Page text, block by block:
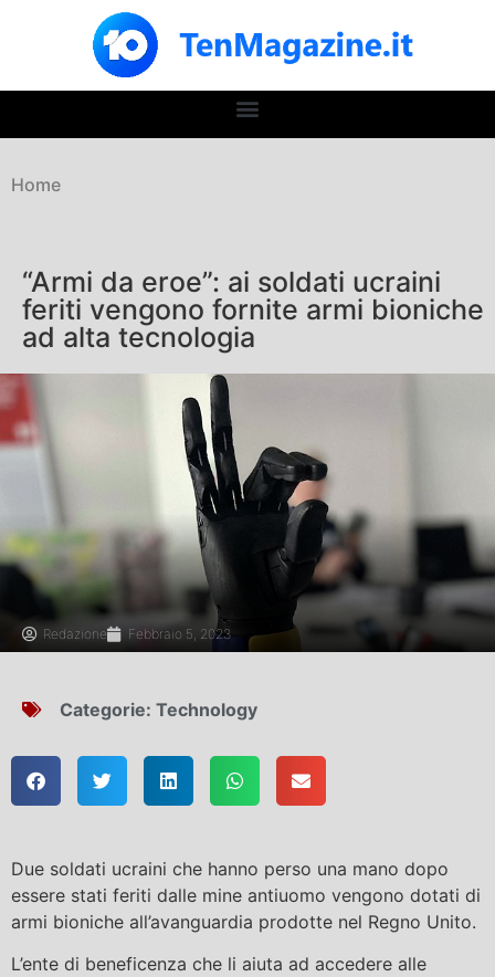
Home
“Armi da eroe”: ai soldati ucraini
feriti vengono fornite armi bioniche
ad alta tecnologia
Redazione Febbraio 5, 2023
Categorie: Technology
Due soldati ucraini che hanno perso una mano dopo
essere stati feriti dalle mine antiuomo vengono dotati di
armi bioniche all’avanguardia prodotte nel Regno Unito.
L’ente di beneficenza che li aiuta ad accedere alle